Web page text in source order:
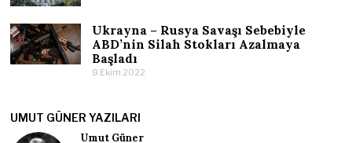
Ukrayna – Rusya Savaşı Sebebiyle
ABD’nin Silah Stokları Azalmaya
Başladı
8 Ekim 2022
UMUT GÜNER YAZILARI
Umut Güner